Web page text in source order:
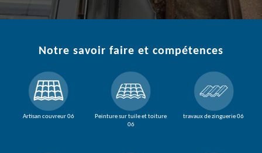
Notre savoir faire et compétences
Artisan couvreur 06
Peinture sur tuile et toiture
06
travaux de zinguerie 06